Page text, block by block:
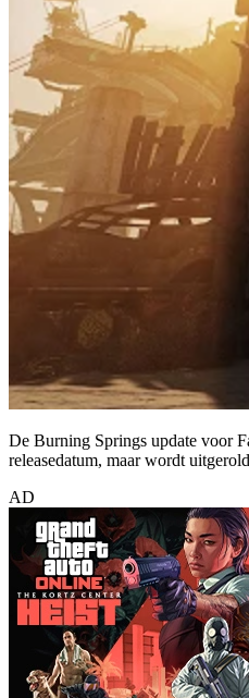
De Burning Springs update voor
releasedatum, maar wordt
AD